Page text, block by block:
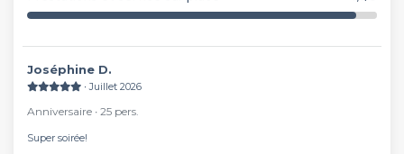
Joséphine D.
∙ Juillet 2026
Anniversaire ∙ 25 pers.
Super soirée!